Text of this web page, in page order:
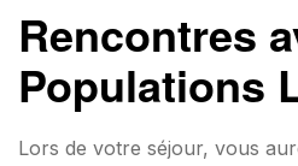
Rencontres
Populations
Lors de votre séjour, vous